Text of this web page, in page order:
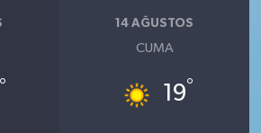
°
14 AĞUSTOS
CUMA
19°